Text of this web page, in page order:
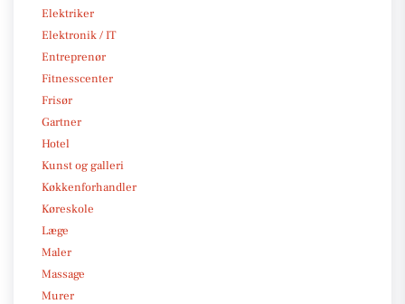
Elektriker
Elektronik / IT
Entreprenør
Fitnesscenter
Frisør
Gartner
Hotel
Kunst og galleri
Køkkenforhandler
Køreskole
Læge
Maler
Massage
Murer